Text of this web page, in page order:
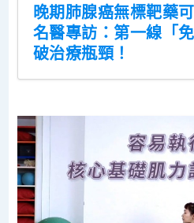
晚期肺腺癌無標靶藥
名醫專訪：第一線「
破治療瓶頸！